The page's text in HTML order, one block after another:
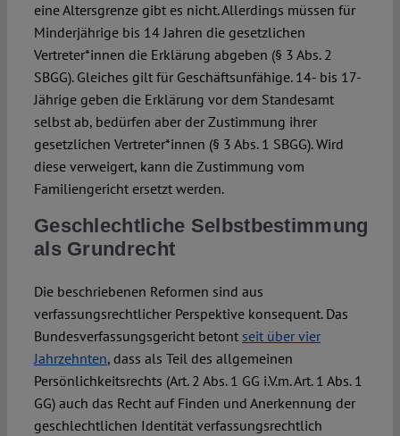
eine Altersgrenze gibt es nicht. Allerdings müssen für
Minderjährige bis 14 Jahren die gesetzlichen
Vertreter*innen die Erklärung abgeben (§ 3 Abs. 2
SBGG). Gleiches gilt für Geschäftsunfähige. 14- bis 17-
Jährige geben die Erklärung vor dem Standesamt
selbst ab, bedürfen aber der Zustimmung ihrer
gesetzlichen Vertreter*innen (§ 3 Abs. 1 SBGG). Wird
diese verweigert, kann die Zustimmung vom
Familiengericht ersetzt werden.
Geschlechtliche Selbstbestimmung
als Grundrecht
Die beschriebenen Reformen sind aus
verfassungsrechtlicher Perspektive konsequent. Das
Bundesverfassungsgericht betont seit über vier
Jahrzehnten, dass als Teil des allgemeinen
Persönlichkeitsrechts (Art. 2 Abs. 1 GG i.V.m. Art. 1 Abs. 1
GG) auch das Recht auf Finden und Anerkennung der
geschlechtlichen Identität verfassungsrechtlich